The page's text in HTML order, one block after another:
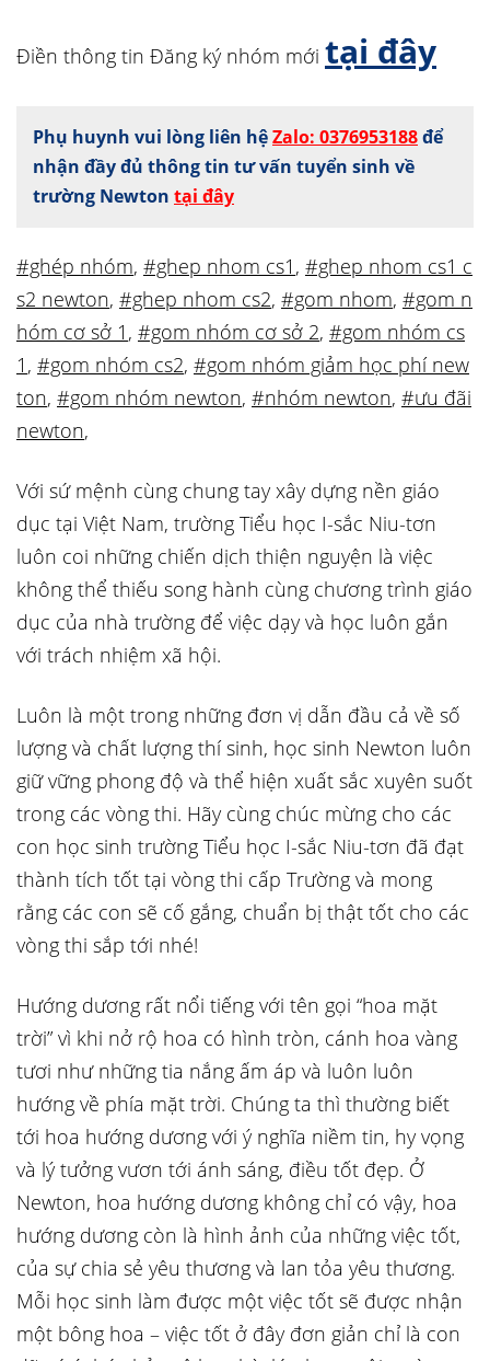
Điền thông tin Đăng ký nhóm mới tại đây
Phụ huynh vui lòng liên hệZalo: 0376953188để
nhận đầy đủ thông tin tư vấn tuyển sinh về
trường Newton tại đây
#ghép nhóm, #ghep nhom cs1 , #ghep nhom cs1 c
s2 newton, #ghep nhom cs2, #gom nhom, #gom n
hóm cơ sở 1 , #gom nhóm cơ sở 2, #gom nhóm cs
1 , #gom nhóm cs2, #gom nhóm giảm học phí new
ton, #gom nhóm newton, #nhóm newton, #ưu đãi
newton,
Với sứ mệnh cùng chung tay xây dựng nền giáo
dục tại Việt Nam, trường Tiểu học I-sắc Niu-tơn
luôn coi những chiến dịch thiện nguyện là việc
không thể thiếu song hành cùng chương trình giáo
dục của nhà trường để việc dạy và học luôn gắn
với trách nhiệm xã hội.
Luôn là một trong những đơn vị dẫn đầu cả về số
lượng và chất lượng thí sinh, học sinh Newton luôn
giữ vững phong độ và thể hiện xuất sắc xuyên suốt
trong các vòng thi. Hãy cùng chúc mừng cho các
con học sinh trường Tiểu học I-sắc Niu-tơn đã đạt
thành tích tốt tại vòng thi cấp Trường và mong
rằng các con sẽ cố gắng, chuẩn bị thật tốt cho các
vòng thi sắp tới nhé!
Hướng dương rất nổi tiếng với tên gọi “hoa mặt
trời” vì khi nở rộ hoa có hình tròn, cánh hoa vàng
tươi như những tia nắng ấm áp và luôn luôn
hướng về phía mặt trời. Chúng ta thì thường biết
tới hoa hướng dương với ý nghĩa niềm tin, hy vọng
và lý tưởng vươn tới ánh sáng, điều tốt đẹp. Ở
Newton, hoa hướng dương không chỉ có vậy, hoa
hướng dương còn là hình ảnh của những việc tốt,
của sự chia sẻ yêu thương và lan tỏa yêu thương.
Mỗi học sinh làm được một việc tốt sẽ được nhận
một bông hoa – việc tốt ở đây đơn giản chỉ là con